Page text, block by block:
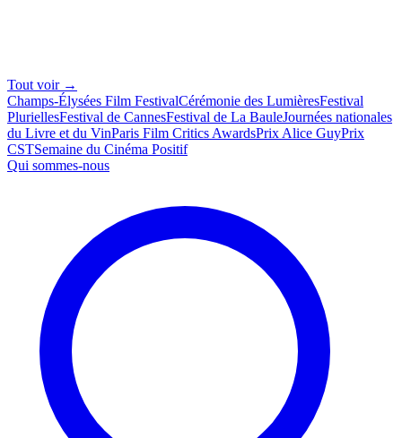
Tout voir →
Champs-Élysées Film FestivalCérémonie des LumièresFestival
PluriellesFestival de CannesFestival de La BauleJournées nationales
du Livre et du VinParis Film Critics AwardsPrix Alice GuyPrix
CSTSemaine du Cinéma Positif
Qui sommes-nous